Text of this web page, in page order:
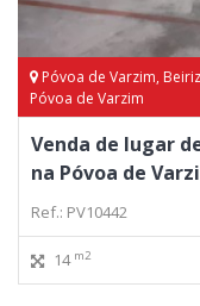
Póvoa de Varzim,
Póvoa de Varzim
Venda de lugar
na Póvoa de
Ref.: PV10442
14 m2